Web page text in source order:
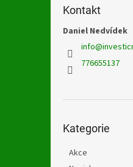
Kontakt
Daniel Nedvídek
info@
776655137
kategorie
Kategorie
Akce